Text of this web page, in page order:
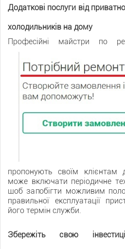
Додаткові послуги від
холодильників на дому
Професійні майстри по
пропонують своїм клієнтам
може включати періодичне
щоб запобігти можливим
правильної експлуатації
його термін служби.
Збережіть свою